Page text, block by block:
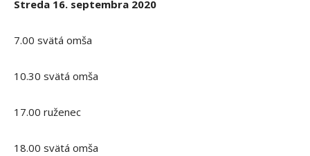
Streda 16. septembra 2020
7.00 svätá omša
10.30 svätá omša
17.00 ruženec
18.00 svätá omša